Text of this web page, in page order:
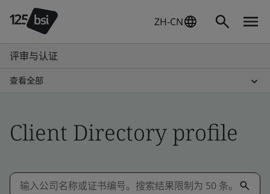
ZH-CN
评审与认证
查看全部
Client Directory profile